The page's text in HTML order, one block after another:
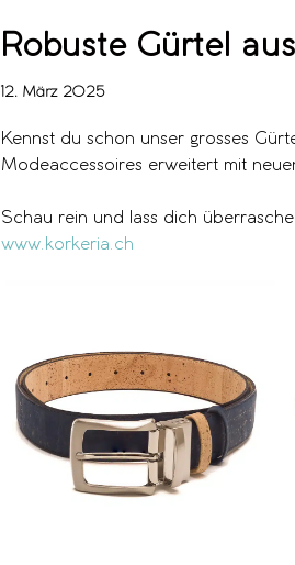
Robuste Gürtel
12. März 2025
Kennst du schon unser grosses
Modeaccessoires erweitert mit
Schau rein und lass dich
www.korkeria.ch